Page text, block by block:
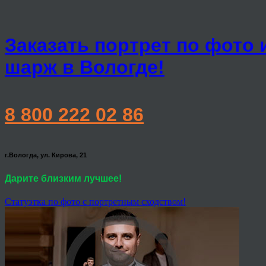
Заказать портрет по фото
шарж в Вологде!
8 800 222 02 86
г.Вологда, ул. Кирова, 21
Дарите близким лучшее!
Статуэтка по фото с портретным сходством!